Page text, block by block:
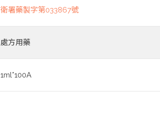
衛署藥製字第033867號
處方用藥
1ml*100A